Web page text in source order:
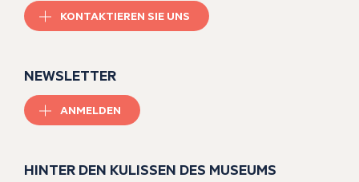
KONTAKTIEREN SIE UNS
NEWSLETTER
ANMELDEN
HINTER DEN KULISSEN DES MUSEUMS